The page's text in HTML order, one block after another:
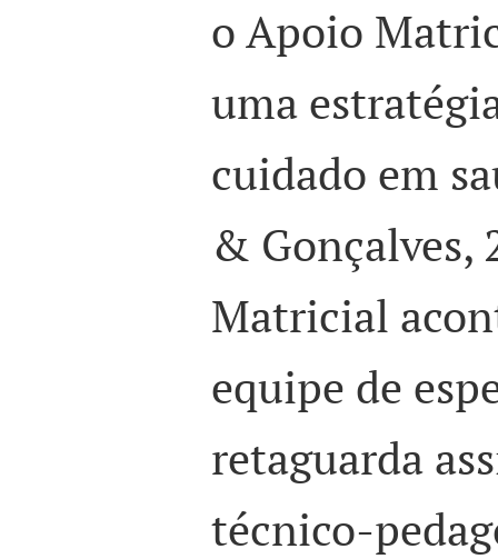
o Apoio
uma
cuidado em
& Gonçalves,
Matricial
equipe de
retaguarda
técnico-